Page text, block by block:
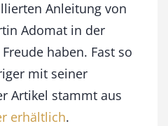
Anleitung von
Adomat in der
haben. Fast so
mit seiner
Artikel stammt aus
erhältlich.